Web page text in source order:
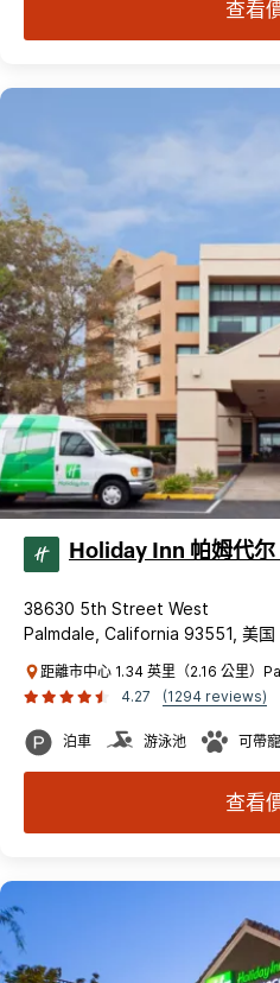
查看
Holiday Inn 帕姆代
38630 5th Street West
Palmdale, California 93551, 美国
距離市中心 1.34 英里（2.16 公里）
4.27
(1294 reviews)
泊車 游泳池 可帶
查看